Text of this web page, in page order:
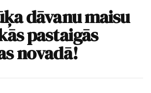
dāvanu maisu
pastaigās
novadā!